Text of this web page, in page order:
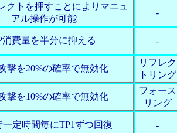
クトを押すことによりマニュ
アル操作が可能
-
消費量を半分に抑える -
撃を20%の確率で無効化
リフレク
トリング
撃を10%の確率で無効化
フォース
リング
一定時間毎にTP1ずつ回復 -